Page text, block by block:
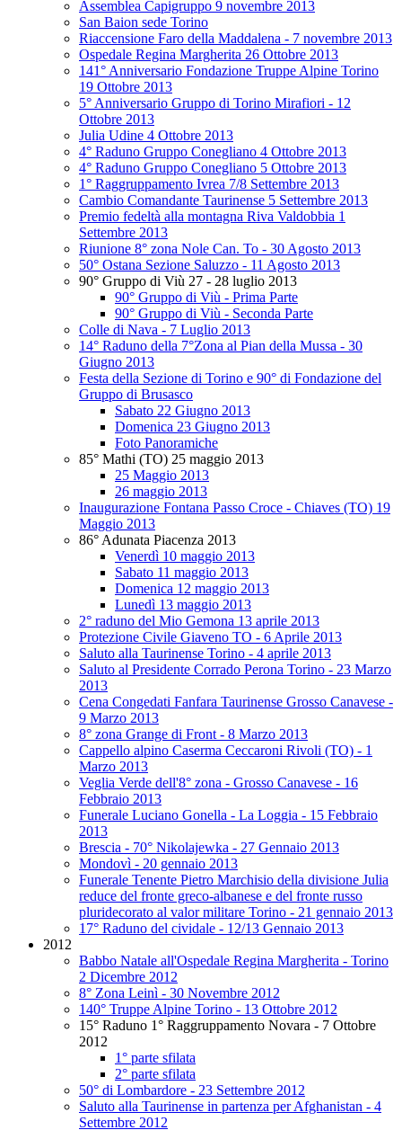
Assemblea Capigruppo 9 novembre 2013
San Baion sede Torino
Riaccensione Faro della Maddalena - 7 novembre 2013
Ospedale Regina Margherita 26 Ottobre 2013
141° Anniversario Fondazione Truppe Alpine Torino
19 Ottobre 2013
5° Anniversario Gruppo di Torino Mirafiori - 12
Ottobre 2013
Julia Udine 4 Ottobre 2013
4° Raduno Gruppo Conegliano 4 Ottobre 2013
4° Raduno Gruppo Conegliano 5 Ottobre 2013
1° Raggruppamento Ivrea 7/8 Settembre 2013
Cambio Comandante Taurinense 5 Settembre 2013
Premio fedeltà alla montagna Riva Valdobbia 1
Settembre 2013
Riunione 8° zona Nole Can. To - 30 Agosto 2013
50° Ostana Sezione Saluzzo - 11 Agosto 2013
90° Gruppo di Viù 27 - 28 luglio 2013
90° Gruppo di Viù - Prima Parte
90° Gruppo di Viù - Seconda Parte
Colle di Nava - 7 Luglio 2013
14° Raduno della 7°Zona al Pian della Mussa - 30
Giugno 2013
Festa della Sezione di Torino e 90° di Fondazione del
Gruppo di Brusasco
Sabato 22 Giugno 2013
Domenica 23 Giugno 2013
Foto Panoramiche
85° Mathi (TO) 25 maggio 2013
25 Maggio 2013
26 maggio 2013
Inaugurazione Fontana Passo Croce - Chiaves (TO) 19
Maggio 2013
86° Adunata Piacenza 2013
Venerdì 10 maggio 2013
Sabato 11 maggio 2013
Domenica 12 maggio 2013
Lunedì 13 maggio 2013
2° raduno del Mio Gemona 13 aprile 2013
Protezione Civile Giaveno TO - 6 Aprile 2013
Saluto alla Taurinense Torino - 4 aprile 2013
Saluto al Presidente Corrado Perona Torino - 23 Marzo
2013
Cena Congedati Fanfara Taurinense Grosso Canavese -
9 Marzo 2013
8° zona Grange di Front - 8 Marzo 2013
Cappello alpino Caserma Ceccaroni Rivoli (TO) - 1
Marzo 2013
Veglia Verde dell'8° zona - Grosso Canavese - 16
Febbraio 2013
Funerale Luciano Gonella - La Loggia - 15 Febbraio
2013
Brescia - 70° Nikolajewka - 27 Gennaio 2013
Mondovì - 20 gennaio 2013
Funerale Tenente Pietro Marchisio della divisione Julia
reduce del fronte greco-albanese e del fronte russo
pluridecorato al valor militare Torino - 21 gennaio 2013
17° Raduno del cividale - 12/13 Gennaio 2013
2012
Babbo Natale all'Ospedale Regina Margherita - Torino
2 Dicembre 2012
8° Zona Leinì - 30 Novembre 2012
140° Truppe Alpine Torino - 13 Ottobre 2012
15° Raduno 1° Raggruppamento Novara - 7 Ottobre
2012
1° parte sfilata
2° parte sfilata
50° di Lombardore - 23 Settembre 2012
Saluto alla Taurinense in partenza per Afghanistan - 4
Settembre 2012